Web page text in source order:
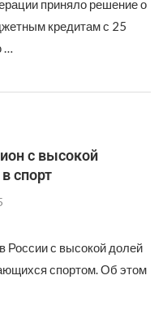
приняло решение о
кредитам с 25
…
с высокой
спорт
России с высокой долей
спортом. Об этом